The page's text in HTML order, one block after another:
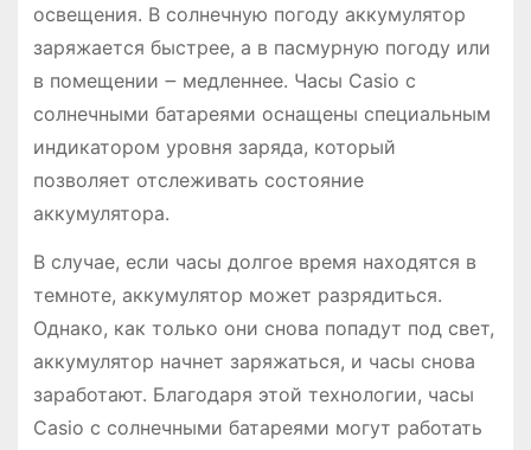
освещения. В солнечную погоду аккумулятор
заряжается быстрее, а в пасмурную погоду или
в помещении ౼ медленнее. Часы Casio с
солнечными батареями оснащены специальным
индикатором уровня заряда, который
позволяет отслеживать состояние
аккумулятора.
В случае, если часы долгое время находятся в
темноте, аккумулятор может разрядиться.
Однако, как только они снова попадут под свет,
аккумулятор начнет заряжаться, и часы снова
заработают. Благодаря этой технологии, часы
Casio с солнечными батареями могут работать